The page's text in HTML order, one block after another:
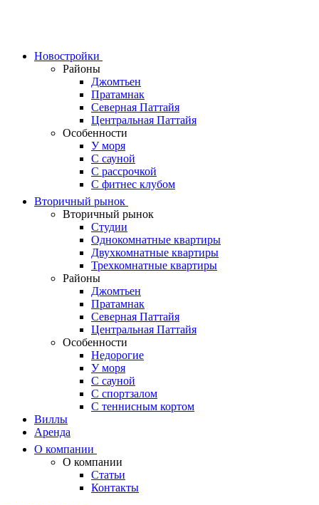
Новостройки
Районы
Джомтьен
Пратамнак
Северная Паттайя
Центральная Паттайя
Особенности
У моря
С сауной
С рассрочкой
С фитнес клубом
Вторичный рынок
Вторичный рынок
Студии
Однокомнатные квартиры
Двухкомнатные квартиры
Трехкомнатные квартиры
Районы
Джомтьен
Пратамнак
Северная Паттайя
Центральная Паттайя
Особенности
Недорогие
У моря
С сауной
С спортзалом
С теннисным кортом
Виллы
Аренда
О компании
О компании
Статьи
Контакты